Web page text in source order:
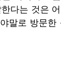
다는 것은
말로 방문한